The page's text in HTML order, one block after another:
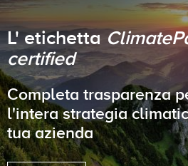
L' etichetta
certified
Completa trasparenza
l'intera strategia
tua azienda